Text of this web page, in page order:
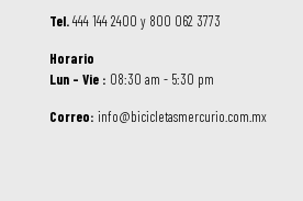
Tel.444 144 2400 y 800 062 3773
Horario
Lun – Vie : 08:30 am - 5:30 pm
Correo: info@bicicletasmercurio.com.mx